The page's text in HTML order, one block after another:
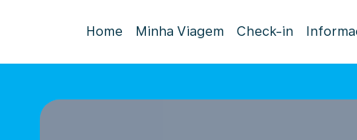
Home Minha Viagem Check-in